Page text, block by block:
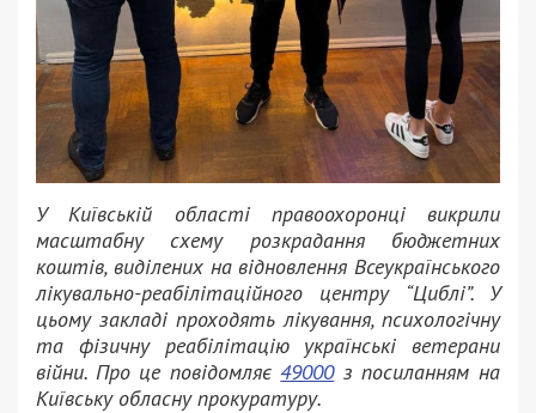
У Київській області правоохоронці викрили
масштабну схему розкрадання бюджетних
коштів, виділених на відновлення Всеукраїнського
лікувально-реабілітаційного центру “Циблі”. У
цьому закладі проходять лікування, психологічну
та фізичну реабілітацію українські ветерани
війни. Про це повідомляє49000з посиланням на
Київську обласну прокуратуру.